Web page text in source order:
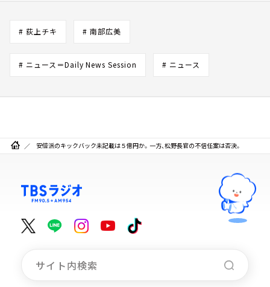
# 荻上チキ # 南部広美
# ニュース＝Daily News Session # ニュース
安倍派のキックバック未記載は５億円か。一方、松野長官の不信任案は否決。